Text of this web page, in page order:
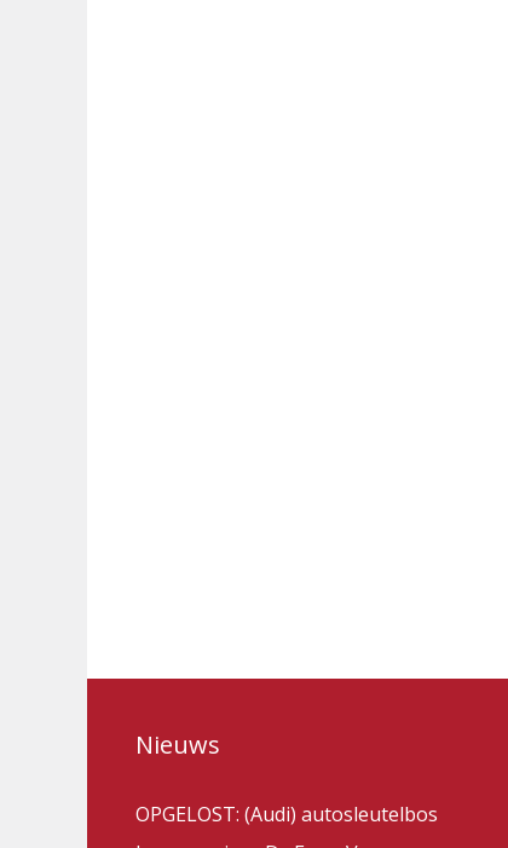
Nieuws
OPGELOST: (Audi) autosleutelbos